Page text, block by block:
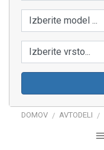
Izberite model ...
Izberite vrsto...
DOMOV / AVTODELI /